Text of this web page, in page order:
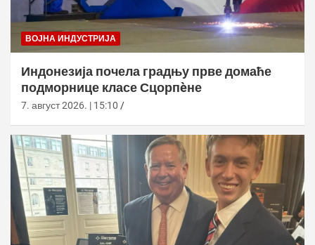
ВОЈНА ИНДУСТРИЈА
Индонезија почела градњу прве домаће
подморнице класе Сцорпèне
7. август 2026. | 15:10